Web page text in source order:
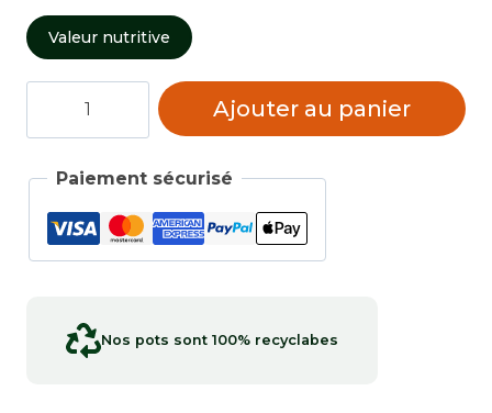
Valeur nutritive
Ajouter au panier
Paiement sécurisé
Nos pots sont 100% recyclabes